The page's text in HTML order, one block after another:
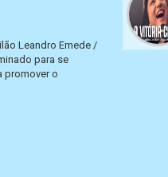
Leandro Emede /
para se
promover o